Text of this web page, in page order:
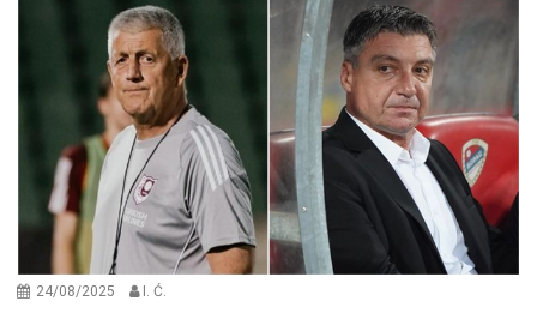
24/08/2025 I. Ć.